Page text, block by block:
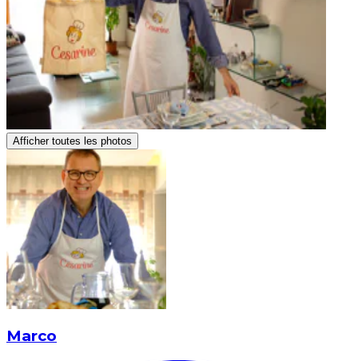
Afficher toutes les photos
Marco